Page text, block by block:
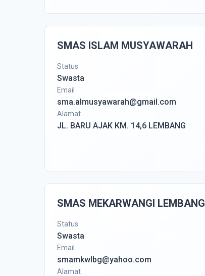
SMAS ISLAM MUSYAWARAH
Status
Swasta
Email
sma.almusyawarah@gmail.com
Alamat
JL. BARU AJAK KM. 14,6 LEMBANG
SMAS MEKARWANGI LEMBANG
Status
Swasta
Email
smamkwlbg@yahoo.com
Alamat